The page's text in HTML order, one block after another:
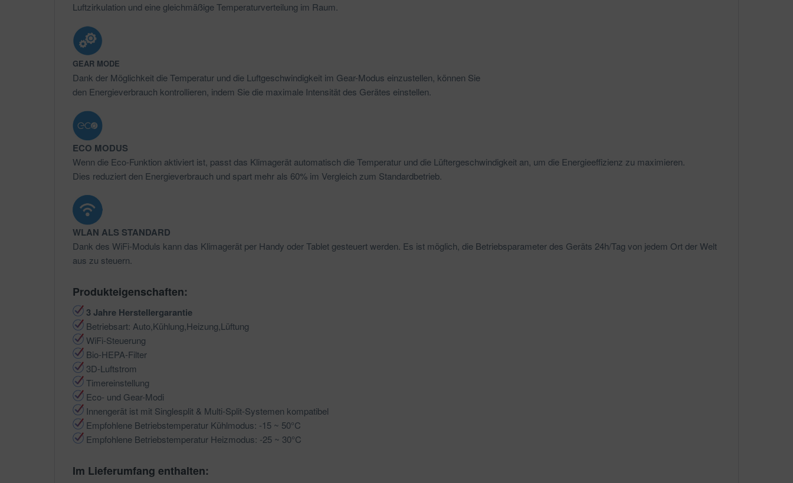
Luftzirkulation und eine gleichmäßige Temperaturverteilung im Raum.
GEAR MODE
Dank der Möglichkeit die Temperatur und die Luftgeschwindigkeit im Gear-Modus einzustellen, können Sie
den Energieverbrauch kontrollieren, indem Sie die maximale Intensität des Gerätes einstellen.
ECO MODUS
Wenn die Eco-Funktion aktiviert ist, passt das Klimagerät automatisch die Temperatur und die Lüftergeschwindigkeit an, um die Energieeffizienz zu maximieren.
Dies reduziert den Energieverbrauch und spart mehr als 60% im Vergleich zum Standardbetrieb.
WLAN ALS STANDARD
Dank des WiFi-Moduls kann das Klimagerät per Handy oder Tablet gesteuert werden. Es ist möglich, die Betriebsparameter des Geräts 24h/Tag von jedem Ort der Welt
aus zu steuern.
Produkteigenschaften:
3 Jahre Herstellergarantie
Betriebsart: Auto,Kühlung,Heizung,Lüftung
WiFi-Steuerung
Bio-HEPA-Filter
3D-Luftstrom
Timereinstellung
Eco- und Gear-Modi
Innengerät ist mit Singlesplit & Multi-Split-Systemen kompatibel
Empfohlene Betriebstemperatur Kühlmodus: -15 ~ 50°C
Empfohlene Betriebstemperatur Heizmodus: -25 ~ 30°C
Im Lieferumfang enthalten: